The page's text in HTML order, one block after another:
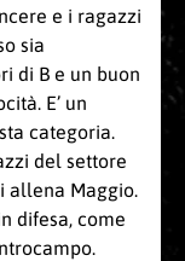
e i ragazzi
sia
di B e un buon
E’ un
categoria.
del settore
allena Maggio.
difesa, come